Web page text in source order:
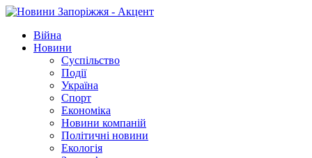
Війна
Новини
Суспільство
Події
Україна
Спорт
Економіка
Новини компаній
Політичні новини
Екологія